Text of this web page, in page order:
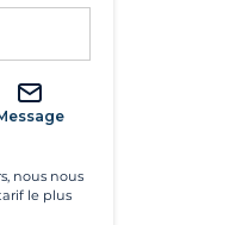
nous nous
le plus